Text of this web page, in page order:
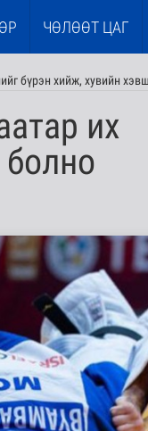
ЧӨЛӨӨТ ЦАГ
бүрэн хийж, хувийн
их
болно